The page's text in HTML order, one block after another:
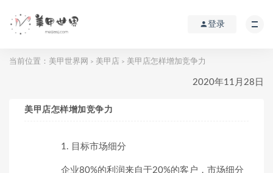
登录
当前位置： 美甲世界网 > 美甲店 > 美甲店怎样增加竞争力
2020年11月28日
美甲店怎样增加竞争力
1. 目标市场细分
企业80%的利润来自于20%的客户，市场细分